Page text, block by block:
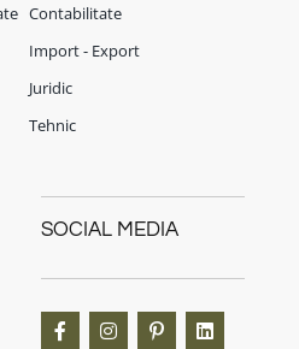
Contabilitate
Import - Export
Juridic
Tehnic
SOCIAL MEDIA